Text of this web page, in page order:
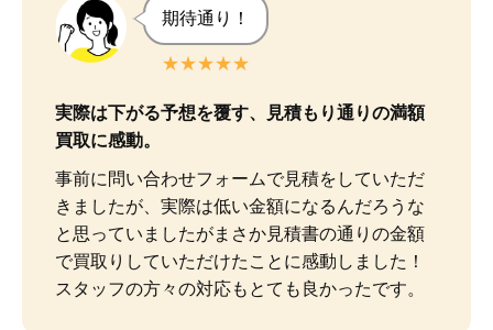
期待通り！
★★★★★
実際は下がる予想を覆す、見積もり通りの満額
買取に感動。
事前に問い合わせフォームで見積をしていただ
きましたが、実際は低い金額になるんだろうな
と思っていましたがまさか見積書の通りの金額
で買取りしていただけたことに感動しました！
スタッフの方々の対応もとても良かったです。